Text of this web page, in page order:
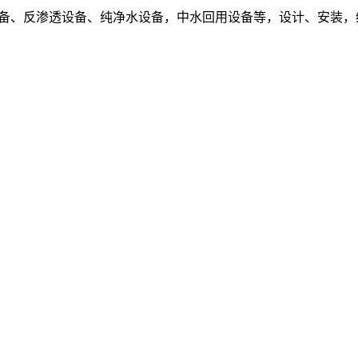
反渗透设备、纯净水设备，中水回用设备等，设计、安装，